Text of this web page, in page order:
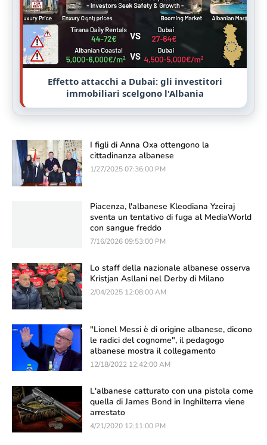
Effetto attacchi a Dubai: gli investitori
immobiliari scelgono l'Albania
I figli di Anna Oxa ottengono la
cittadinanza albanese
1/27/2025 07:36:00 PM
Piacenza, l'albanese Kleodiana Yzeiraj
sventa un tentativo di fuga al MediaWorld
con sangue freddo
7/16/2026 09:53:00 PM
Lo staff della nazionale albanese osserva
Kristjan Asllani nel Derby di Milano
2/04/2025 12:08:00 AM
"Lionel Messi è di origine albanese, dicono
le radici del cognome", il pedagogo
albanese mostra il collegamento
12/18/2022 12:42:00 AM
L'albanese catturato con una pistola come
quella di James Bond in Inghilterra viene
arrestato
4/21/2020 12:11:00 PM